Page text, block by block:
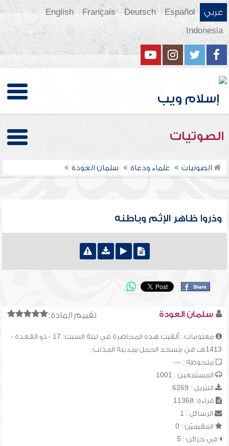
عربي Español
Deutsch
Français
English
Indonesia
الصوتيات
الصوتيات علماء ودعاة سلمان العودة
وذروا ظاهر الإثم وباطنه
تقييم المادة: سلمان العودة
معلومات : ألقيت هذه المحاضرة في ليلة السبت: 17 - ذو القعدة -
1413هـ، في مسجد الجمل بمدينة المذنب.
ملحوظة : ---
المستمعين : 1001
التنزيل : 6269
قراءة: 11368
الرسائل : 1
المقيميّن : 0
في خزائن : 5